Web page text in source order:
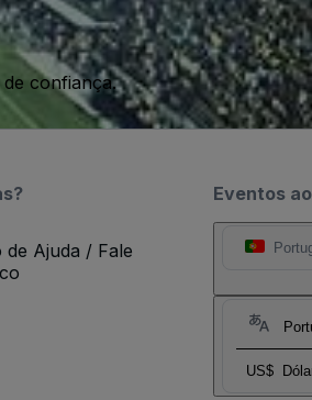
confiança.
Eventos
US$
de Ajuda / Fale